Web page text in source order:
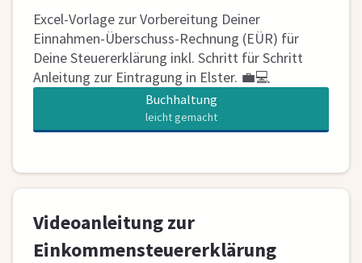
Excel-Vorlage zur Vorbereitung Deiner
Einnahmen-Überschuss-Rechnung (EÜR) für
Deine Steuererklärung inkl. Schritt für Schritt
Anleitung zur Eintragung in Elster. 💼💻
Buchhaltung
leicht gemacht
Videoanleitung zur
Einkommensteuererklärung